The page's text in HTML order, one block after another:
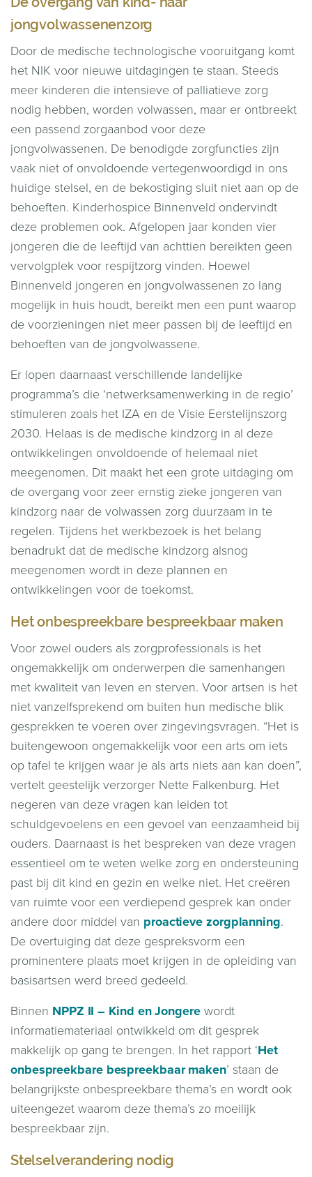
jongvolwassenenzorg
Door de medische technologische vooruitgang komt
het NIK voor nieuwe uitdagingen te staan. Steeds
meer kinderen die intensieve of palliatieve zorg
nodig hebben, worden volwassen, maar er ontbreekt
een passend zorgaanbod voor deze
jongvolwassenen. De benodigde zorgfuncties zijn
vaak niet of onvoldoende vertegenwoordigd in ons
huidige stelsel, en de bekostiging sluit niet aan op de
behoeften. Kinderhospice Binnenveld ondervindt
deze problemen ook. Afgelopen jaar konden vier
jongeren die de leeftijd van achttien bereikten geen
vervolgplek voor respijtzorg vinden. Hoewel
Binnenveld jongeren en jongvolwassenen zo lang
mogelijk in huis houdt, bereikt men een punt waarop
de voorzieningen niet meer passen bij de leeftijd en
behoeften van de jongvolwassene.
Er lopen daarnaast verschillende landelijke
programma’s die ‘netwerksamenwerking in de regio’
stimuleren zoals het IZA en de Visie Eerstelijnszorg
2030. Helaas is de medische kindzorg in al deze
ontwikkelingen onvoldoende of helemaal niet
meegenomen. Dit maakt het een grote uitdaging om
de overgang voor zeer ernstig zieke jongeren van
kindzorg naar de volwassen zorg duurzaam in te
regelen. Tijdens het werkbezoek is het belang
benadrukt dat de medische kindzorg alsnog
meegenomen wordt in deze plannen en
ontwikkelingen voor de toekomst.
Het onbespreekbare bespreekbaar maken
Voor zowel ouders als zorgprofessionals is het
ongemakkelijk om onderwerpen die samenhangen
met kwaliteit van leven en sterven. Voor artsen is het
niet vanzelfsprekend om buiten hun medische blik
gesprekken te voeren over zingevingsvragen. “Het is
buitengewoon ongemakkelijk voor een arts om iets
op tafel te krijgen waar je als arts niets aan kan doen”,
vertelt geestelijk verzorger Nette Falkenburg. Het
negeren van deze vragen kan leiden tot
schuldgevoelens en een gevoel van eenzaamheid bij
ouders. Daarnaast is het bespreken van deze vragen
essentieel om te weten welke zorg en ondersteuning
past bij dit kind en gezin en welke niet. Het creëren
van ruimte voor een verdiepend gesprek kan onder
andere door middel van proactieve zorgplanning.
De overtuiging dat deze gespreksvorm een
prominentere plaats moet krijgen in de opleiding van
basisartsen werd breed gedeeld.
Binnen NPPZ II – Kind en Jongerewordt
informatiemateriaal ontwikkeld om dit gesprek
makkelijk op gang te brengen. In het rapport ‘Het
onbespreekbare bespreekbaar maken’ staan de
belangrijkste onbespreekbare thema’s en wordt ook
uiteengezet waarom deze thema’s zo moeilijk
bespreekbaar zijn.
Stelselverandering nodig